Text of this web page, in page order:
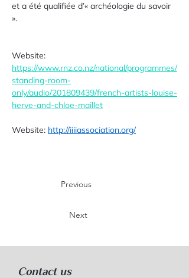
et a été qualifiée d’« archéologie du savoir
».
Website:
https://www.rnz.co.nz/national/programmes/
standing-room-
only/audio/201809439/french-artists-louise-
herve-and-chloe-maillet
Website: http://iiiiassociation.org/
Previous
Next
Contact us